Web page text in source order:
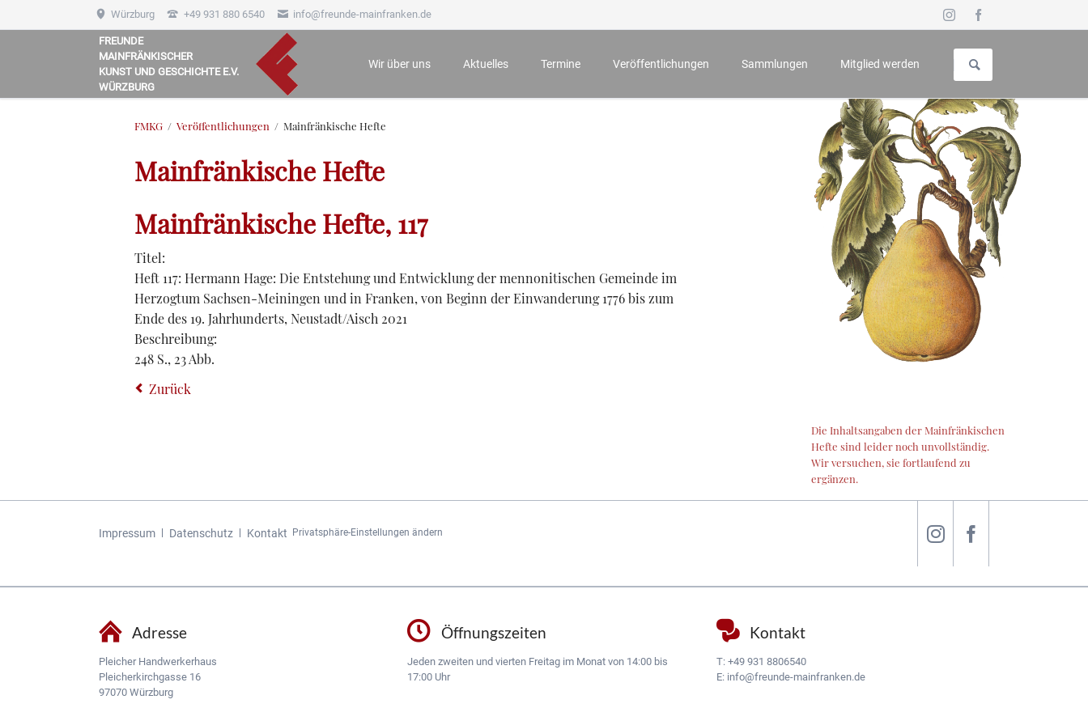
Würzburg +49 931 880 6540 info@freunde-mainfranken.de
FREUNDE
MAINFRÄNKISCHER
KUNST UND GESCHICHTE E.V.
WÜRZBURG
überspringen
Wir über uns
Unsere Ehrenmitglieder
Aktuelles Termine Veröffentlichungen
Mainfränkisches Jahrbuch für Geschichte und Kunst
Sammlungen Mitglied werden
FMKG Veröffentlichungen Mainfränkische Hefte
Mainfränkische Hefte
Mainfränkische Hefte, 117
Titel:
Heft 117: Hermann Hage: Die Entstehung und Entwicklung der mennonitischen Gemeinde im
Herzogtum Sachsen-Meiningen und in Franken, von Beginn der Einwanderung 1776 bis zum
Ende des 19. Jahrhunderts, Neustadt/Aisch 2021
Beschreibung:
248 S., 23 Abb.
Zurück
Die Inhaltsangaben der Mainfränkischen
Hefte sind leider noch unvollständig.
Wir versuchen, sie fortlaufend zu
ergänzen.
Navigation
Impressum Datenschutz Kontakt Privatsphäre-Einstellungen ändern
Adresse
Pleicher Handwerkerhaus
Pleicherkirchgasse 16
97070 Würzburg
Öffnungszeiten
Jeden zweiten und vierten Freitag im Monat von 14:00 bis
17:00 Uhr
Kontakt
T: +49 931 8806540
E: info@freunde-mainfranken.de